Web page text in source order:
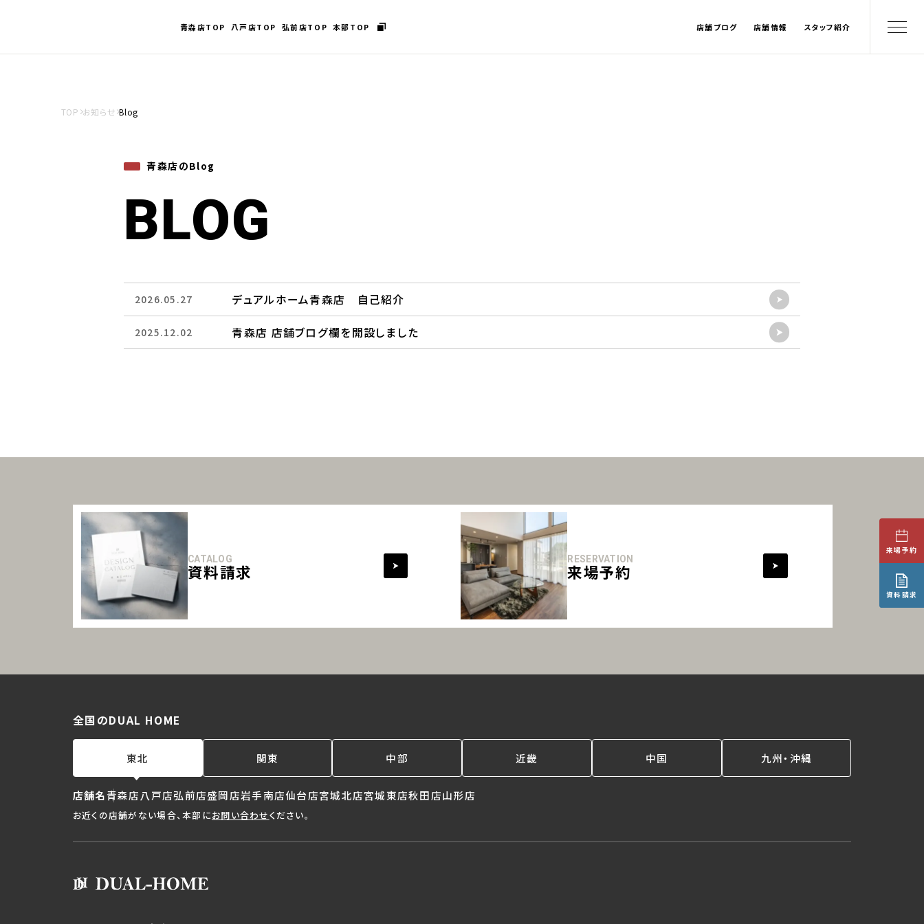
青森店TOP 八戸店TOP 弘前店TOP 本部TOP 店舗ブログ 店舗情報 スタッフ紹介
TOP お知らせ Blog
青森店のBlog
BLOG
2026.05.27 デュアルホーム青森店 自己紹介
2025.12.02 青森店 店舗ブログ欄を開設しました
CATALOG
資料請求
RESERVATION
来場予約
来場予約
資料請求
全国のDUAL HOME
東北 関東 中部 近畿 中国 九州・沖縄
店舗名青森店八戸店弘前店盛岡店岩手南店仙台店宮城北店宮城東店秋田店山形店
お近くの店舗がない場合、本部にお問い合わせください。